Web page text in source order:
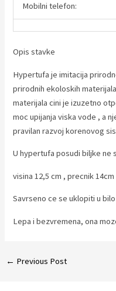
Mobilni telefon:
Opis stavke
Hypertufa je imitacija
prirodnih ekoloskih
materijala cini je izuzetno
moc upijanja viska vode , a
pravilan razvoj korenovog
U hypertufa posudi biljke ne
visina 12,5 cm , precnik 14cm
Savrseno ce se uklopiti u
Lepa i bezvremena, ona
Post
← Previous Post